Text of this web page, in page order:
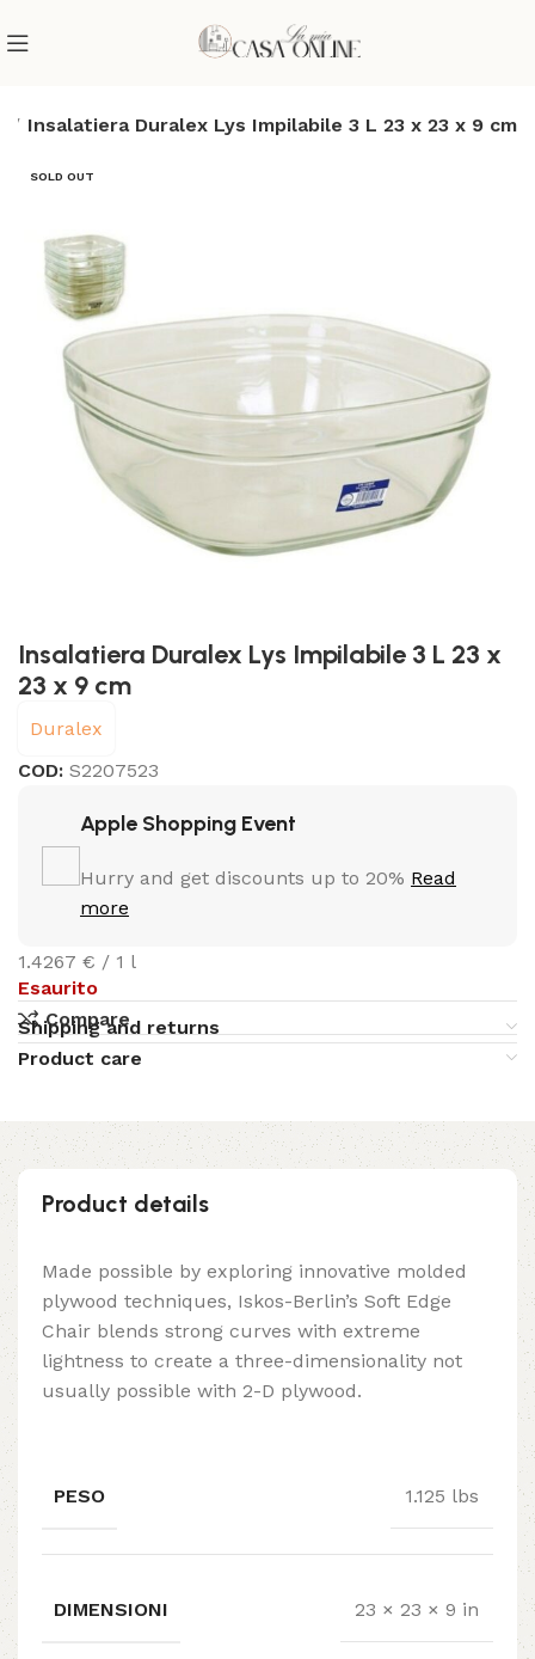
Insalatiera Duralex Lys Impilabile 3 L 23 x 23 x 9 cm
SOLD OUT
Insalatiera Duralex Lys Impilabile 3 L 23 x
23 x 9 cm
Duralex
COD:S2207523
Apple Shopping Event
Hurry and get discounts up to 20% Read
more
1.4267 € / 1 l
Esaurito
Compare
Shipping and returns
Product care
Product details
Made possible by exploring innovative molded
plywood techniques, Iskos-Berlin’s Soft Edge
Chair blends strong curves with extreme
lightness to create a three-dimensionality not
usually possible with 2-D plywood.
PESO 1.125 lbs
DIMENSIONI 23 × 23 × 9 in